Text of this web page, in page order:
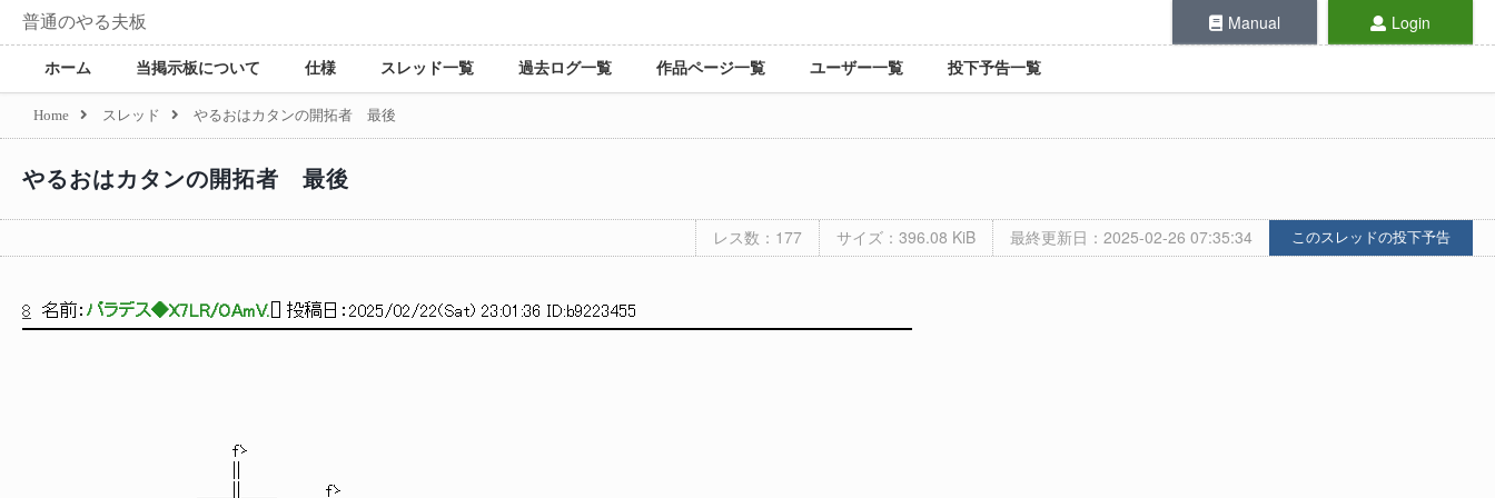
普通のやる夫板 Manual Login
ホーム 当掲示板について 仕様 スレッド一覧 過去ログ一覧 作品ページ一覧 ユーザー一覧 投下予告一覧
Home スレッド やるおはカタンの開拓者 最後
やるおはカタンの開拓者 最後
レス数：177 サイズ：396.08 KiB 最終更新日：2025-02-26 07:35:34 このスレッドの投下予告
8 名前： パラデス◆X7LR/OAmV. ] 投稿日： 2025/02/22(Sat) 23:01:36 ID:b9223455
━━━━━━━━━━━━━━━━━━━━━━━━━━━━━━━━━━━━━━━━━━━━━━━━━━
fゝ
＿＿||＿＿ fゝ